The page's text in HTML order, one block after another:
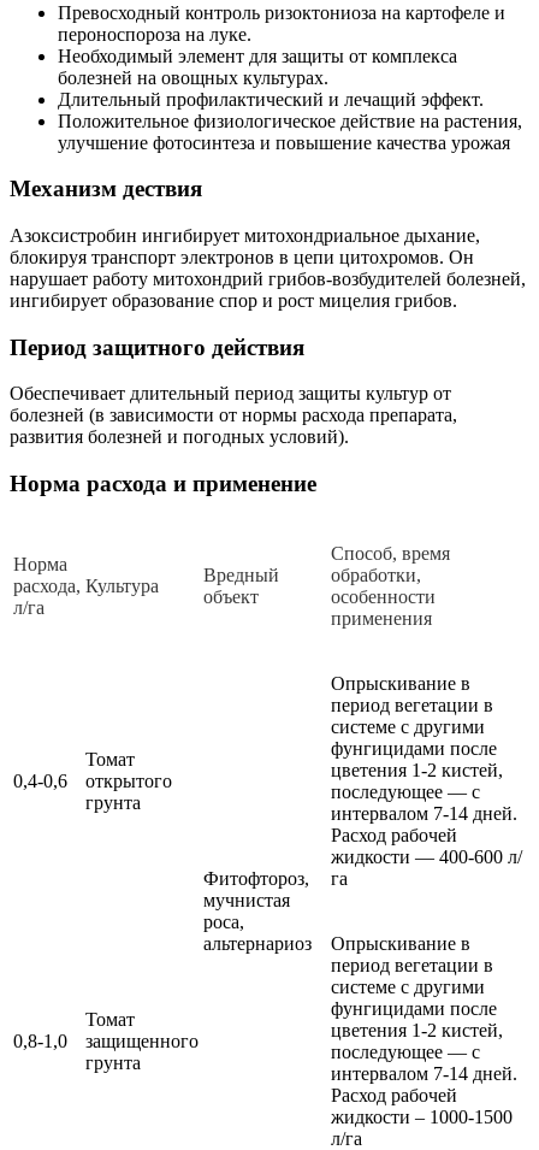
Превосходный контроль ризоктониоза на картофеле и
пероноспороза на луке.
Необходимый элемент для защиты от комплекса
болезней на овощных культурах.
Длительный профилактический и лечащий эффект.
Положительное физиологическое действие на растения,
улучшение фотосинтеза и повышение качества урожая
Механизм дествия
Азоксистробин ингибирует митохондриальное дыхание,
блокируя транспорт электронов в цепи цитохромов. Он
нарушает работу митохондрий грибов-возбудителей болезней,
ингибирует образование спор и рост мицелия грибов.
Период защитного действия
Обеспечивает длительный период защиты культур от
болезней (в зависимости от нормы расхода препарата,
развития болезней и погодных условий).
Норма расхода и применение
Норма
расхода,
л/га
Культура
Вредный
объект
Способ, время
обработки,
особенности
применения
0,4-0,6
Томат
открытого
грунта
Фитофтороз,
мучнистая
роса,
альтернариоз
Опрыскивание в
период вегетации в
системе с другими
фунгицидами после
цветения 1-2 кистей,
последующее — с
интервалом 7-14 дней.
Расход рабочей
жидкости — 400-600 л/
га
0,8-1,0
Томат
защищенного
грунта
Опрыскивание в
период вегетации в
системе с другими
фунгицидами после
цветения 1-2 кистей,
последующее — с
интервалом 7-14 дней.
Расход рабочей
жидкости – 1000-1500
л/га